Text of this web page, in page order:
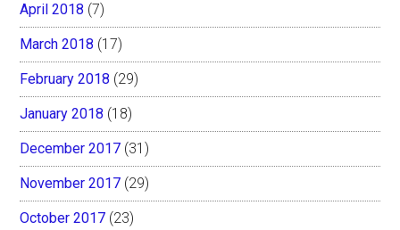
April 2018 (7)
March 2018 (17)
February 2018 (29)
January 2018 (18)
December 2017 (31)
November 2017 (29)
October 2017 (23)